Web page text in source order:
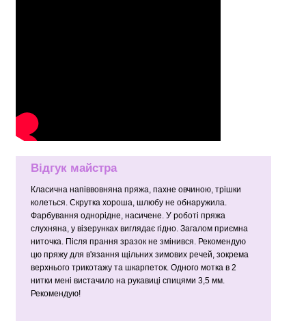
Відгук майстра
Класична напіввовняна пряжа, пахне овчиною, трішки
колеться. Скрутка хороша, шлюбу не обнаружила.
Фарбування однорідне, насичене. У роботі пряжа
слухняна, у візерунках виглядає гідно. Загалом приємна
ниточка. Після прання зразок не змінився. Рекомендую
цю пряжу для в'язання щільних зимових речей, зокрема
верхнього трикотажу та шкарпеток. Одного мотка в 2
нитки мені вистачило на рукавиці спицями 3,5 мм.
Рекомендую!